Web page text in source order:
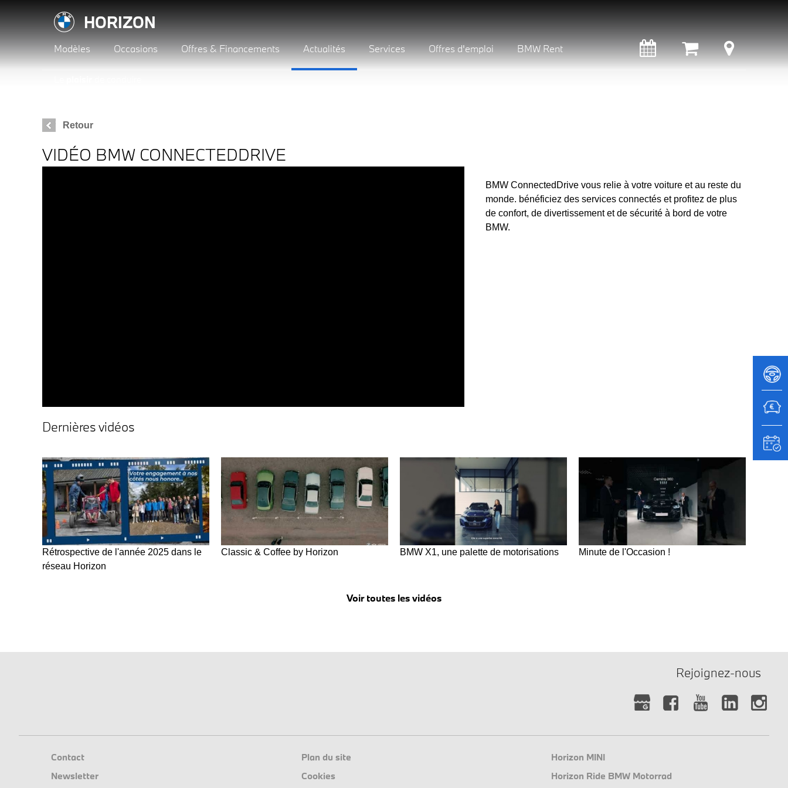
HORIZON
Modèles Occasions Offres & Financements Actualités Services Offres d'emploi BMW Rent
Retour
VIDÉO BMW CONNECTEDDRIVE
BMW ConnectedDrive vous relie à votre voiture et au reste du
monde. bénéficiez des services connectés et profitez de plus
de confort, de divertissement et de sécurité à bord de votre
BMW.
Dernières vidéos
Rétrospective de l'année 2025 dans le
réseau Horizon
Classic & Coffee by Horizon BMW X1, une palette de motorisations Minute de l'Occasion !
Voir toutes les vidéos
Rejoignez-nous
Contact
Newsletter
Plan du site
Cookies
Horizon MINI
Horizon Ride BMW Motorrad